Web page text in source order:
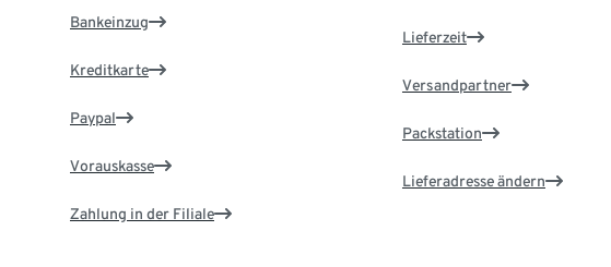
Bankeinzug
Kreditkarte
Paypal
Vorauskasse
Zahlung in der Filiale
Lieferzeit
Versandpartner
Packstation
Lieferadresse ändern